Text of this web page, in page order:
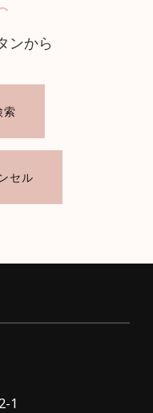
ンから
索
セル
1